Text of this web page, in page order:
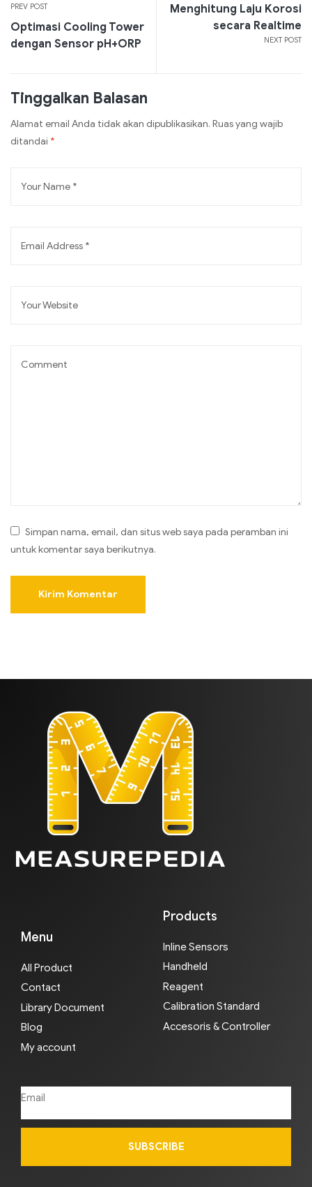
PREV POST
Optimasi Cooling Tower
dengan Sensor pH+ORP
NEXT POST
Menghitung Laju Korosi
secara Realtime
Tinggalkan Balasan
Alamat email Anda tidak akan dipublikasikan. Ruas yang wajib
ditandai *
Simpan nama, email, dan situs web saya pada peramban ini
untuk komentar saya berikutnya.
Menu
All Product
Contact
Library Document
Blog
My account
Products
Inline Sensors
Handheld
Reagent
Calibration Standard
Accesoris & Controller
SUBSCRIBE